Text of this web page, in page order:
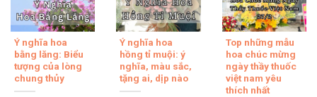
Ý nghĩa hoa
bằng lăng: Biểu
tượng của lòng
chung thủy
Ý nghĩa hoa
hồng tỉ muội: ý
nghĩa, màu sắc,
tặng ai, dịp nào
Top những mẫu
hoa chúc mừng
ngày thầy thuốc
việt nam yêu
thích nhất